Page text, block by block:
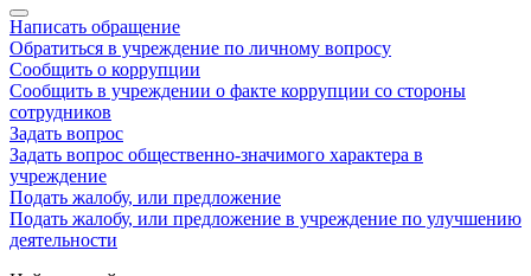
Написать обращение
Обратиться в учреждение по личному вопросу
Сообщить о коррупции
Сообщить в учреждении о факте коррупции со стороны
сотрудников
Задать вопрос
Задать вопрос общественно-значимого характера в
учреждение
Подать жалобу, или предложение
Подать жалобу, или предложение в учреждение по улучшению
деятельности